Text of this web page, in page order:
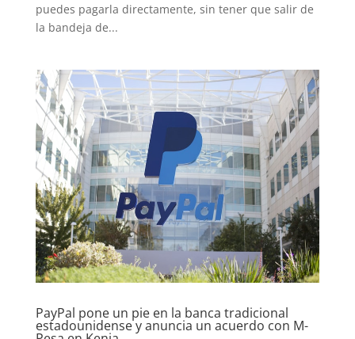
puedes pagarla directamente, sin tener que salir de
la bandeja de...
PayPal pone un pie en la banca tradicional
estadounidense y anuncia un acuerdo con M-